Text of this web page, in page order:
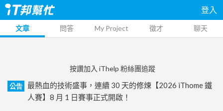
登入
文章 問答 My Project 徵才 聊天
按讚加入 iThelp 粉絲團追蹤
公告
最熱血的技術盛事，連續 30 天的修煉【2026 iThome 鐵
人賽】8 月 1 日賽事正式開啟！